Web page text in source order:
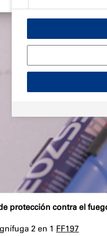
protección contra el
2 en 1 FF197